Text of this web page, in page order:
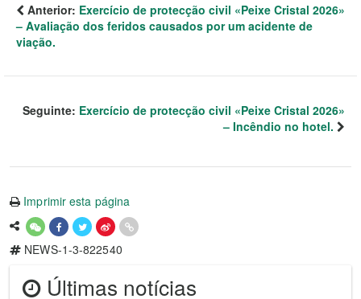
Anterior: Exercício de protecção civil «Peixe Cristal 2026»
– Avaliação dos feridos causados por um acidente de
viação.
Seguinte: Exercício de protecção civil «Peixe Cristal 2026»
– Incêndio no hotel.
Imprimir esta página
NEWS-1-3-822540
Últimas notícias